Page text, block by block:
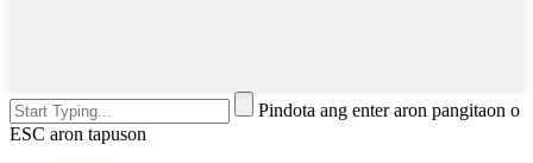
Pindota ang enter aron pangitaon o
ESC aron tapuson